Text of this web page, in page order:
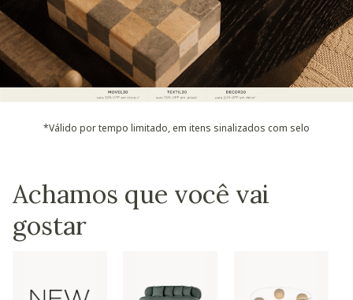
*Válido por tempo limitado, em itens sinalizados com selo
Achamos que você vai
gostar